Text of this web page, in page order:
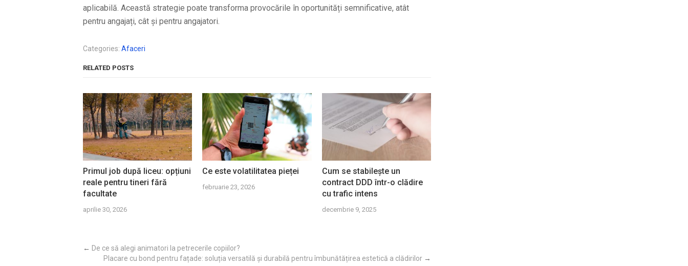
aplicabilă. Această strategie poate transforma provocările în oportunități semnificative, atât
pentru angajați, cât și pentru angajatori.
Categories: Afaceri
RELATED POSTS
Primul job după liceu: opțiuni
reale pentru tineri fără
facultate
aprilie 30, 2026
Ce este volatilitatea pieței
februarie 23, 2026
Cum se stabilește un
contract DDD într-o clădire
cu trafic intens
decembrie 9, 2025
← De ce să alegi animatori la petrecerile copiilor?
Placare cu bond pentru fațade: soluția versatilă și durabilă pentru îmbunătățirea estetică a clădirilor →